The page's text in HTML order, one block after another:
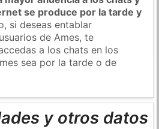
se produce por la tarde y
si deseas entablar
de Ames, te
a los chats en los
sea por la tarde o de
y otros datos